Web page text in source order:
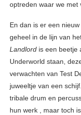
optreden waar we met
En dan is er een
geheel in de lijn van
Landlord is een beetje
Underworld staan,
verwachten van Test
juweeltje van een
tribale drum en
hun werk , maar toch